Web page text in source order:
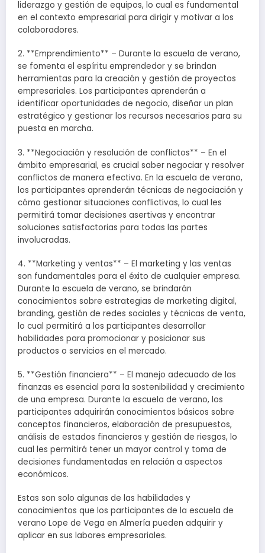
liderazgo y gestión de equipos, lo cual es fundamental
en el contexto empresarial para dirigir y motivar a los
colaboradores.
2. **Emprendimiento** – Durante la escuela de verano,
se fomenta el espíritu emprendedor y se brindan
herramientas para la creación y gestión de proyectos
empresariales. Los participantes aprenderán a
identificar oportunidades de negocio, diseñar un plan
estratégico y gestionar los recursos necesarios para su
puesta en marcha.
3. **Negociación y resolución de conflictos** – En el
ámbito empresarial, es crucial saber negociar y resolver
conflictos de manera efectiva. En la escuela de verano,
los participantes aprenderán técnicas de negociación y
cómo gestionar situaciones conflictivas, lo cual les
permitirá tomar decisiones asertivas y encontrar
soluciones satisfactorias para todas las partes
involucradas.
4. **Marketing y ventas** – El marketing y las ventas
son fundamentales para el éxito de cualquier empresa.
Durante la escuela de verano, se brindarán
conocimientos sobre estrategias de marketing digital,
branding, gestión de redes sociales y técnicas de venta,
lo cual permitirá a los participantes desarrollar
habilidades para promocionar y posicionar sus
productos o servicios en el mercado.
5. **Gestión financiera** – El manejo adecuado de las
finanzas es esencial para la sostenibilidad y crecimiento
de una empresa. Durante la escuela de verano, los
participantes adquirirán conocimientos básicos sobre
conceptos financieros, elaboración de presupuestos,
análisis de estados financieros y gestión de riesgos, lo
cual les permitirá tener un mayor control y toma de
decisiones fundamentadas en relación a aspectos
económicos.
Estas son solo algunas de las habilidades y
conocimientos que los participantes de la escuela de
verano Lope de Vega en Almería pueden adquirir y
aplicar en sus labores empresariales.